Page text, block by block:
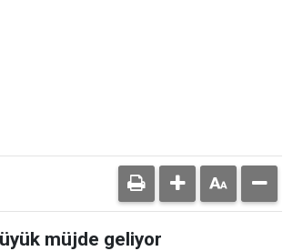
müjde geliyor